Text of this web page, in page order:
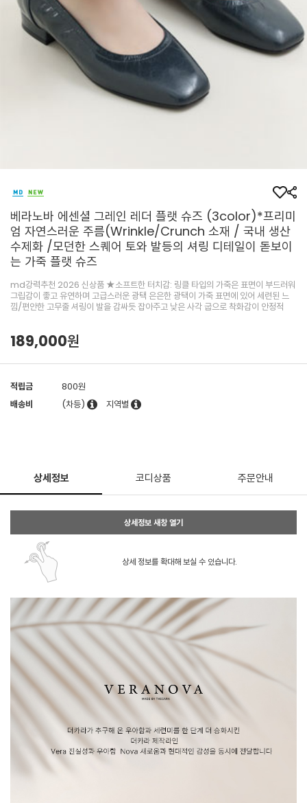
베라노바 에센셜 그레인 레더 플랫 슈즈 (3color)*프리미
엄 자연스러운 주름(Wrinkle/Crunch 소재 / 국내 생산
수제화 /모던한 스퀘어 토와 발등의 셔링 디테일이 돋보이
는 가죽 플랫 슈즈
md강력추천 2026 신상품 ★소프트한 터치감: 링클 타입의 가죽은 표면이 부드러워
그립감이 좋고 유연하며 고급스러운 광택 은은한 광택이 가죽 표면에 있어 세련된 느
낌/편안한 고무줄 셔링이 발을 감싸듯 잡아주고 낮은 사각 굽으로 착화감이 안정적
189,000원
적립금
800원
배송비
(차등) 지역별
상세정보 코디상품 주문안내
상세정보 새창 열기
상세 정보를 확대해 보실 수 있습니다.